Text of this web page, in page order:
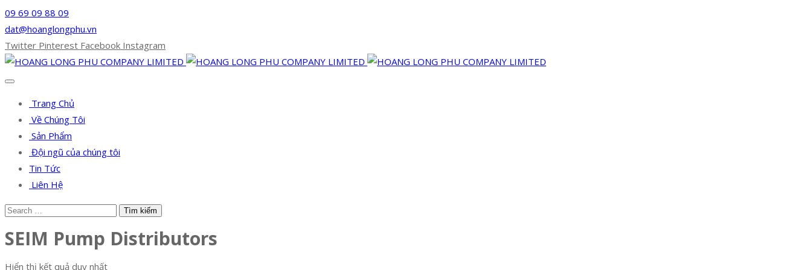
09 69 09 88 09
dat@hoanglongphu.vn
Twitter Pinterest Facebook Instagram
Trang Chủ
Về Chúng Tôi
Sản Phẩm
Đội ngũ của chúng tôi
Tin Tức
Liên Hệ
SEIM Pump Distributors
Hiển thị kết quả duy nhất